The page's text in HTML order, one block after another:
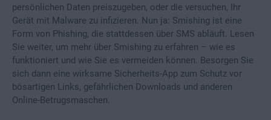
persönlichen Daten preiszugeben, oder die versuchen, Ihr
Gerät mit Malware zu infizieren. Nun ja: Smishing ist eine
Form von Phishing, die stattdessen über SMS abläuft. Lesen
Sie weiter, um mehr über Smishing zu erfahren – wie es
funktioniert und wie Sie es vermeiden können. Besorgen Sie
sich dann eine wirksame Sicherheits-App zum Schutz vor
bösartigen Links, gefährlichen Downloads und anderen
Online-Betrugsmaschen.